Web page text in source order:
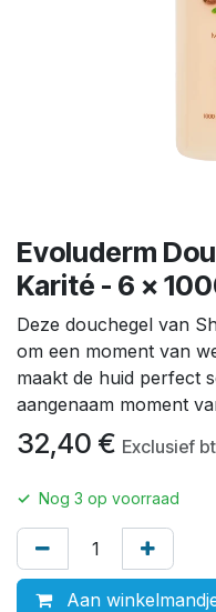
Evoluderm
Karité - 6 x
Deze douchegel van
om een moment van
maakt de huid perfect
aangenaam moment
32,40 € Exclusief
✓ Nog 3 op voorraad
Aan